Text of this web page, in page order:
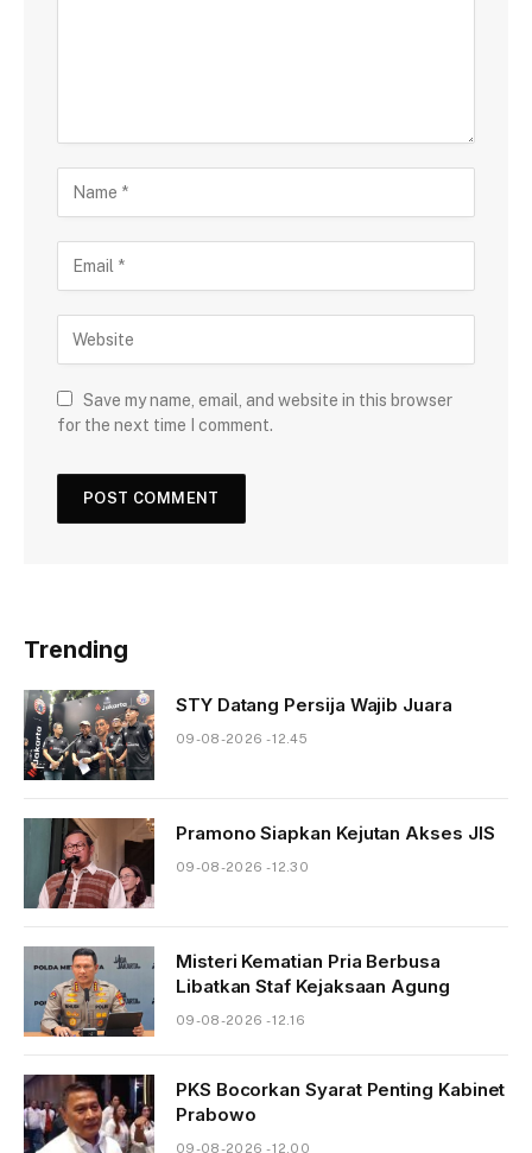
Save my name, email, and website in this browser
for the next time I comment.
Trending
STY Datang Persija Wajib Juara
09-08-2026 - 12.45
Pramono Siapkan Kejutan Akses JIS
09-08-2026 - 12.30
Misteri Kematian Pria Berbusa
Libatkan Staf Kejaksaan Agung
09-08-2026 - 12.16
PKS Bocorkan Syarat Penting Kabinet
Prabowo
09-08-2026 - 12.00